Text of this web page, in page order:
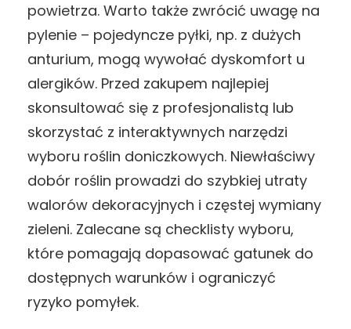
powietrza. Warto także zwrócić uwagę na
pylenie – pojedyncze pyłki, np. z dużych
anturium, mogą wywołać dyskomfort u
alergików. Przed zakupem najlepiej
skonsultować się z profesjonalistą lub
skorzystać z interaktywnych narzędzi
wyboru roślin doniczkowych. Niewłaściwy
dobór roślin prowadzi do szybkiej utraty
walorów dekoracyjnych i częstej wymiany
zieleni. Zalecane są checklisty wyboru,
które pomagają dopasować gatunek do
dostępnych warunków i ograniczyć
ryzyko pomyłek.